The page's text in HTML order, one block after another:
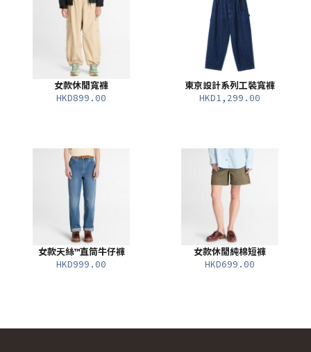
女款休閒寬褲
HKD899.00
東京設計系列工裝寬褲
HKD1,299.00
女款天絲™直筒牛仔褲
HKD999.00
女款休閒純棉短褲
HKD699.00